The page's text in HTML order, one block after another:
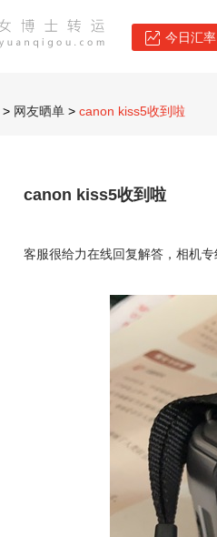
今日汇
> 网友晒单 > canon kiss5收到啦
canon kiss5收到啦
客服很给力在线回复解答，相机